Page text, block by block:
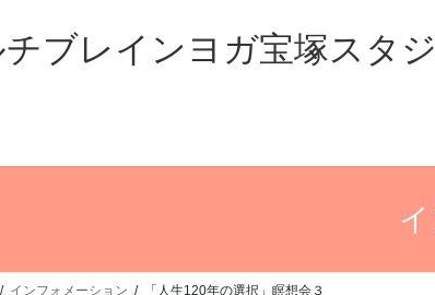
ブレインヨガ宝塚スタ
インフォメーション 「人生120年の選択」瞑想会３